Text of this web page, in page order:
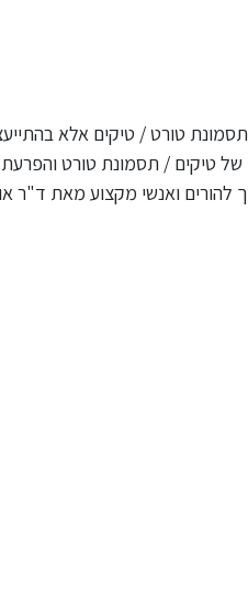
טורט / טיקים אלא
של טיקים / תסמונת טורט
להורים ואנשי מקצוע מאת ד"ר